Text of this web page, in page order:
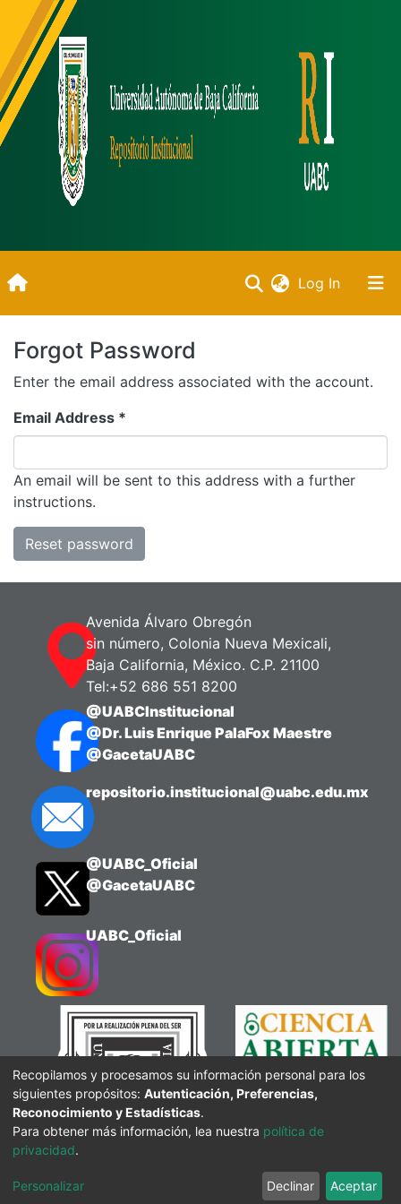
Log In(current)
Bibliotecas
Forgot Password
Enter the email address associated with the account.
Email Address *
An email will be sent to this address with a further
instructions.
Reset password
Avenida Álvaro Obregón
sin número, Colonia Nueva Mexicali,
Baja California, México. C.P. 21100
Tel:+52 686 551 8200
@UABCInstitucional
@Dr. Luis Enrique PalaFox Maestre
@GacetaUABC
repositorio.institucional@uabc.edu.mx
@UABC_Oficial
@GacetaUABC
UABC_Oficial
Recopilamos y procesamos su información personal para los
siguientes propósitos: Autenticación, Preferencias,
Reconocimiento y Estadísticas.
Para obtener más información, lea nuestra política de
privacidad.
Personalizar Declinar Aceptar